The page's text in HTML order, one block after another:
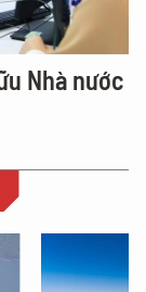
Nhà nước